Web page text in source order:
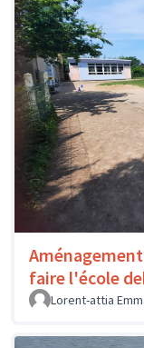
faire l'école
Lorent-attia